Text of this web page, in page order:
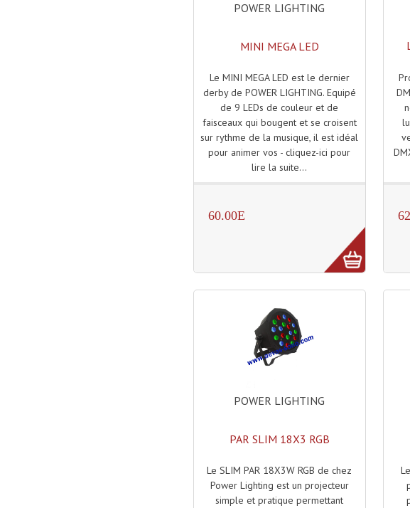
POWER LIGHTING
MINI MEGA LED
Le MINI MEGA LED est le dernier
derby de POWER LIGHTING. Equipé
de 9 LEDs de couleur et de
faisceaux qui bougent et se croisent
sur rythme de la musique, il est idéal
pour animer vos - cliquez-ici pour
lire la suite...
60.00E
POWER LIGHTING
PAR SLIM 18X3 RGB
Le SLIM PAR 18X3W RGB de chez
Power Lighting est un projecteur
simple et pratique permettant